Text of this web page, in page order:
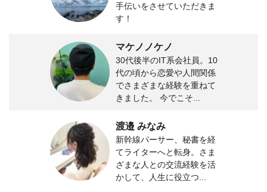
手伝いをさせていただきま
す！
マケノノケノ
30代後半のIT系会社員。10
代の頃から恋愛や人間関係
でさまざまな経験を重ねて
きました。 今でこそ...
渡邉 みなみ
新幹線パーサー、秘書を経
てライターへと転身。さま
ざまな人との交流経験を活
かして、人生に役立つ...